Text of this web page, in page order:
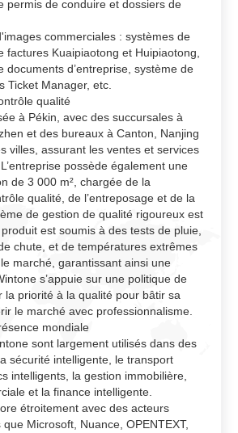
permis de conduire et dossiers de
commerciales : systèmes de
factures Kuaipiaotong et Huipiaotong,
documents d’entreprise, système de
Ticket Manager, etc.
qualité
à Pékin, avec des succursales à
et des bureaux à Canton, Nanjing
villes, assurant les ventes et services
possède également une
de 3 000 m², chargée de la
qualité, de l’entreposage et de la
de gestion de qualité rigoureux est
est soumis à des tests de pluie,
chute, et de températures extrêmes
marché, garantissant ainsi une
s’appuie sur une politique de
la priorité à la qualité pour bâtir sa
le marché avec professionnalisme.
mondiale
sont largement utilisés dans des
sécurité intelligente, le transport
intelligents, la gestion immobilière,
et la finance intelligente.
étroitement avec des acteurs
Microsoft, Nuance, OPENTEXT,